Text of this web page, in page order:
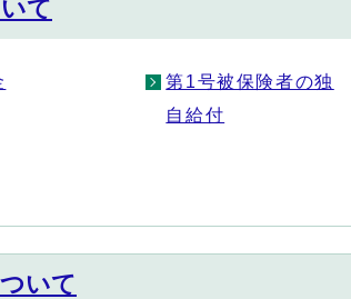
て
第1号被保険者の独
自給付
いて